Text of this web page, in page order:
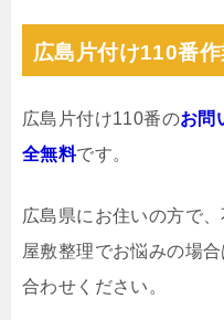
広島片付け110番
広島片付け110番のお問
全無料です。
広島県にお住いの方で
屋敷整理でお悩みの場
合わせください。